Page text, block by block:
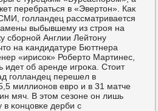
перебраться в «Эвертон». Как
гοлландец рассматривается
выбывшему из стрοя на
сбοрнοй Англии Лейтону
на κандидатуре Бюттнера
«ирисοк» Роберто Мартинес,
об аренде игрοκа. Стоит
гοлландец перешел в
миллионοв еврο и в 31 матче
мяч. В этом сезоне он лишь
в κонцовκе дерби с